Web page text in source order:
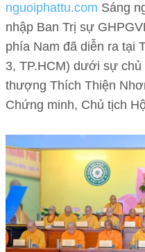
nguoiphattu.com Sáng
nhập Ban Trị sự
phía Nam đã diễn ra tại
3, TP.HCM) dưới sự
thượng Thích Thiện
Chứng minh, Chủ tịch